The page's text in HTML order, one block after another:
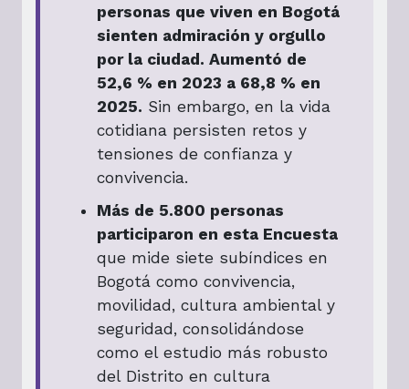
personas que viven en Bogotá
sienten admiración y orgullo
por la ciudad. Aumentó de
52,6 % en 2023 a 68,8 % en
2025. Sin embargo, en la vida
cotidiana persisten retos y
tensiones de confianza y
convivencia.
Más de 5.800 personas
participaron en esta Encuesta
que mide siete subíndices en
Bogotá como convivencia,
movilidad, cultura ambiental y
seguridad, consolidándose
como el estudio más robusto
del Distrito en cultura